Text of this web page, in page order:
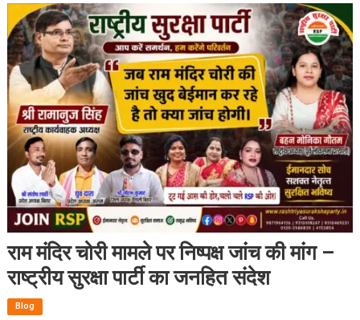
राम मंदिर चोरी मामले पर निष्पक्ष जांच की मांग –
राष्ट्रीय सुरक्षा पार्टी का जनहित संदेश
Blog